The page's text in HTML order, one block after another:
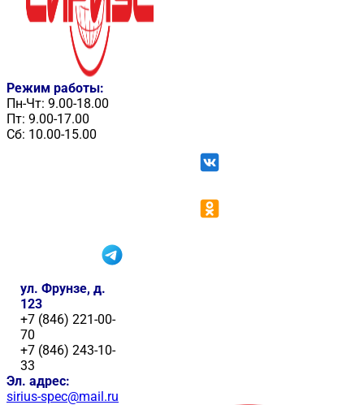
Режим работы:
Пн-Чт: 9.00-18.00
Пт: 9.00-17.00
Сб: 10.00-15.00
ул. Фрунзе, д.
123
+7 (846) 221-00-
70
+7 (846) 243-10-
33
Эл. адрес:
sirius-spec@mail.ru